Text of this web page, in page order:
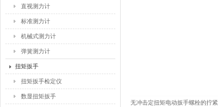
直视测力计
标准测力计
机械式测力计
弹簧测力计
扭矩扳手
扭矩扳手检定仪
数显扭矩扳手
无冲击定扭矩电动扳手螺栓的拧